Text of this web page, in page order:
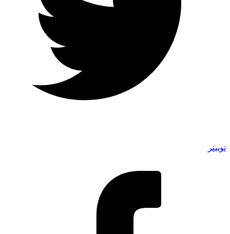
توییتر